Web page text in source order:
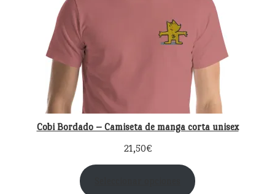
Cobi Bordado – Camiseta de manga corta unisex
21,50€